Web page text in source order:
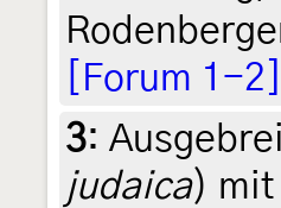
[Forum 1-2]
3:
judaica) mit